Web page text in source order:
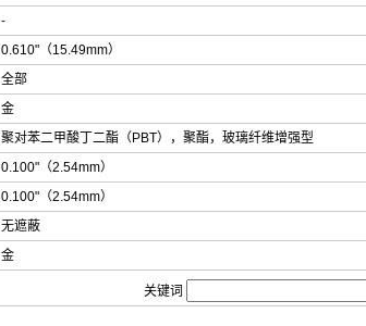
-
0.610"（15.49mm）
全部
金
聚对苯二甲酸丁二酯（PBT），聚酯，玻璃纤维增强型
0.100"（2.54mm）
0.100"（2.54mm）
无遮蔽
金
关键词